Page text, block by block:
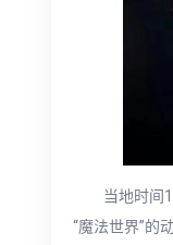
当地时间
“魔法世界”的